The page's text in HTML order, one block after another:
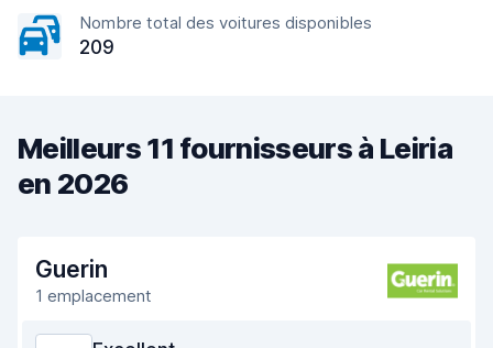
Nombre total des voitures disponibles
209
Meilleurs 11 fournisseurs à Leiria
en 2026
Guerin
1 emplacement